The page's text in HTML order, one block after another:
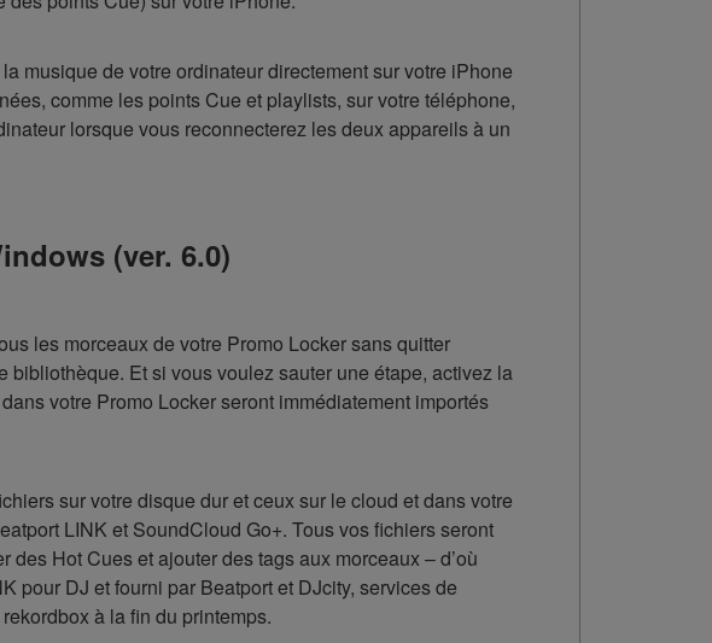
musique de votre ordinateur directement sur votre iPhone
comme les points Cue et playlists, sur votre téléphone,
lorsque vous reconnecterez les deux appareils à un
(ver. 6.0)
les morceaux de votre Promo Locker sans quitter
Et si vous voulez sauter une étape, activez la
votre Promo Locker seront immédiatement importés
sur votre disque dur et ceux sur le cloud et dans votre
LINK et SoundCloud Go+. Tous vos fichiers seront
Hot Cues et ajouter des tags aux morceaux – d’où
pour DJ et fourni par Beatport et DJcity, services de
à la fin du printemps.